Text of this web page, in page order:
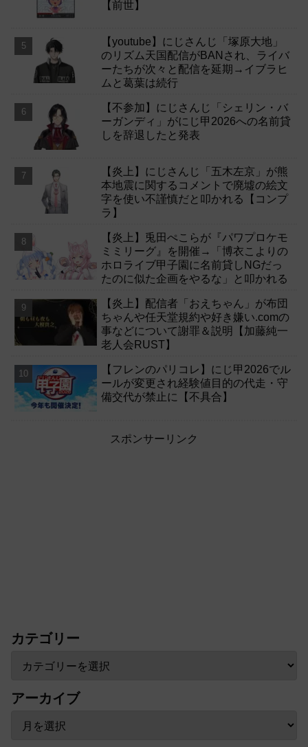
【前世】
【youtube】にじさんじ「塚原大地」
のリズム天国配信がBANされ、ライバ
ーたちが次々と配信を延期→イブラヒ
ムと葛葉は続行
【不参加】にじさんじ「シェリン・バ
ーガンディ」がにじ甲2026への名前貸
しを辞退したと発表
【炎上】にじさんじ「五木左京」が熊
本地震に関するコメントで廃墟の絵文
字を使い不謹慎だと叩かれる【コンプ
ラ】
【炎上】兎田ぺこらが『パワプロケモ
ミミリーグ』を開催→「博衣こよりの
ホロライブ甲子園に名前貸しNGだっ
たのに似た企画をやるな」と叩かれる
【炎上】配信者「おえちゃん」が布団
ちゃんや任天堂規約や好き嫌い.comの
事などについて謝罪＆説明【加藤純一
老人会RUST】
【フレンのパリコレ】にじ甲2026でル
ールが変更され経験値目的の代走・守
備交代が禁止に【不具合】
スポンサーリンク
カテゴリー
アーカイブ